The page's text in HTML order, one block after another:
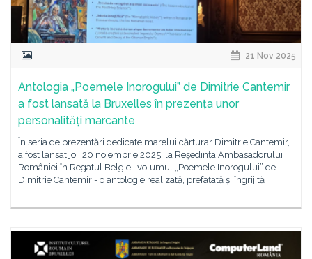
21 Nov 2025
Antologia „Poemele Inorogului” de Dimitrie Cantemir
a fost lansată la Bruxelles în prezența unor
personalități marcante
În seria de prezentări dedicate marelui cărturar Dimitrie Cantemir,
a fost lansat joi, 20 noiembrie 2025, la Reședința Ambasadorului
României în Regatul Belgiei, volumul „Poemele Inorogului” de
Dimitrie Cantemir - o antologie realizată, prefațată și îngrijită